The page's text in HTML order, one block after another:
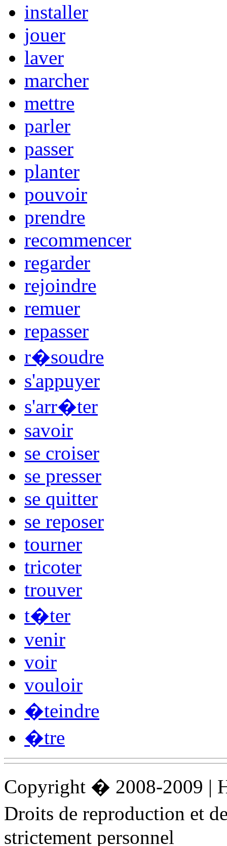
installer
jouer
laver
marcher
mettre
parler
passer
planter
pouvoir
prendre
recommencer
regarder
rejoindre
remuer
repasser
r�soudre
s'appuyer
s'arr�ter
savoir
se croiser
se presser
se quitter
se reposer
tourner
tricoter
trouver
t�ter
venir
voir
vouloir
�teindre
�tre
Copyright � 2008-2009 |
Droits de reproduction et
strictement personnel